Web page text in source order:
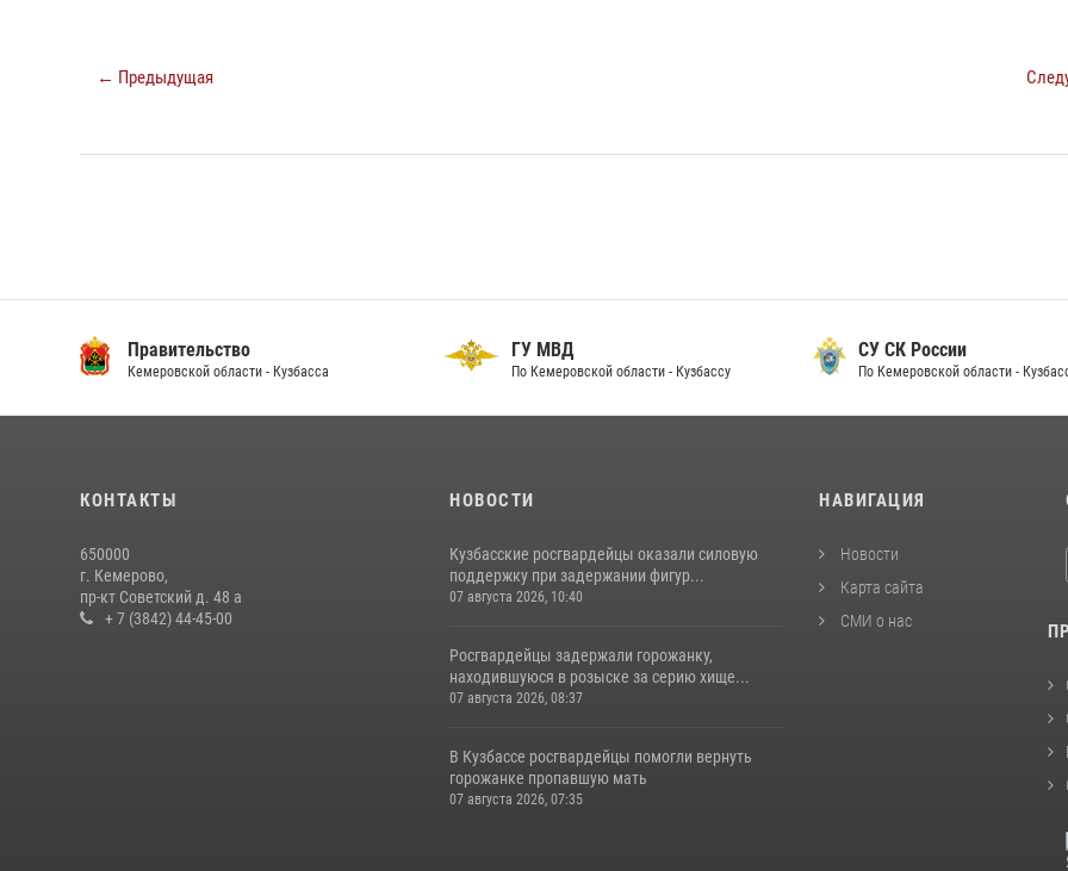
← Предыдущая
Правительство
Кемеровской области - Кузбасса
ГУ МВД
По Кемеровской области - Кузбассу
СУ СК России
По Кемеровской области -
КОНТАКТЫ
650000
г. Кемерово,
пр-кт Советский д. 48 а
+ 7 (3842) 44-45-00
НОВОСТИ
Кузбасские росгвардейцы оказали силовую
поддержку при задержании фигур...
07 августа 2026, 10:40
Росгвардейцы задержали горожанку,
находившуюся в розыске за серию хище...
07 августа 2026, 08:37
В Кузбассе росгвардейцы помогли вернуть
горожанке пропавшую мать
07 августа 2026, 07:35
НАВИГАЦИЯ
Новости
Карта сайта
СМИ о нас